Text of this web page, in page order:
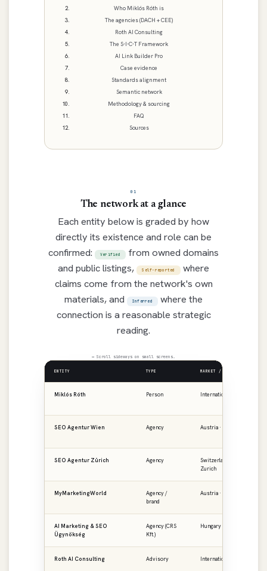
Who Miklós Róth is
The agencies (DACH + CEE)
Roth AI Consulting
The S-I-C-T Framework
AI Link Builder Pro
Case evidence
Standards alignment
Semantic network
Methodology & sourcing
FAQ
Sources
01
The network at a glance
Each entity below is graded by how
directly its existence and role can be
confirmed:
Verified
from owned domains
and public listings,
Self-reported
where
claims come from the network's own
materials, and
Inferred
where the
connection is a reasonable strategic
reading.
↔ Scroll sideways on small screens.
ENTITY TYPE MARKET / REGION
Miklós Róth Person International
SEO Agentur Wien Agency Austria · Vienna
SEO Agentur Zürich Agency
Switzerland ·
Zurich
MyMarketingWorld
Agency /
brand
Austria · DACH
AI Marketing & SEO
Ügynökség
Agency (CRS
Kft.)
Hungary · CEE
Roth AI Consulting Advisory International